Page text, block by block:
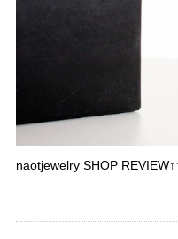
naotjewelry SHOP